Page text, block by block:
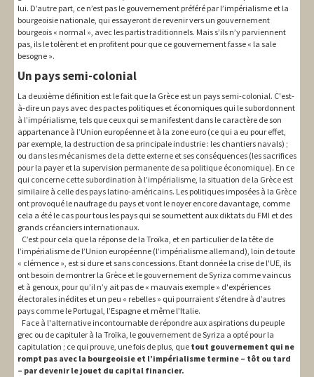
lui. D’autre part, ce n’est pas le gouvernement préféré par l’impérialisme et la
bourgeoisie nationale, qui essayeront de revenir vers un gouvernement
bourgeois « normal », avec les partis traditionnels. Mais s’ils n’y parviennent
pas, ils le tolèrent et en profitent pour que ce gouvernement fasse « la sale
besogne ».
Un pays semi-colonial
La deuxième définition est le fait que la Grèce est un pays semi-colonial. C'est-
à-dire un pays avec des pactes politiques et économiques qui le subordonnent
à l’impérialisme, tels que ceux qui se manifestent dans le caractère de son
appartenance à l’Union européenne et à la zone euro (ce qui a eu pour effet,
par exemple, la destruction de sa principale industrie : les chantiers navals) ;
ou dans les mécanismes de la dette externe et ses conséquences (les sacrifices
pour la payer et la supervision permanente de sa politique économique). En ce
qui concerne cette subordination à l’impérialisme, la situation de la Grèce est
similaire à celle des pays latino-américains. Les politiques imposées à la Grèce
ont provoqué le naufrage du pays et vont le noyer encore davantage, comme
cela a été le cas pour tous les pays qui se soumettent aux diktats du FMI et des
grands créanciers internationaux.
C’est pour cela que la réponse de la Troïka, et en particulier de la tête de
l’impérialisme de l’Union européenne (l’impérialisme allemand), loin de toute
« clémence », est si dure et sans concessions. Etant donnée la crise de l'UE, ils
ont besoin de montrer la Grèce et le gouvernement de Syriza comme vaincus
et à genoux, pour qu’il n’y ait pas de « mauvais exemple » d'expériences
électorales inédites et un peu « rebelles » qui pourraient s’étendre à d’autres
pays comme le Portugal, l’Espagne et même l’Italie.
Face à l'alternative incontournable de répondre aux aspirations du peuple
grec ou de capituler à la Troïka, le gouvernement de Syriza a opté pour la
capitulation ; ce qui prouve, une fois de plus, que tout gouvernement qui ne
rompt pas avec la bourgeoisie et l’impérialisme termine – tôt ou tard
– par devenir le jouet du capital financier.